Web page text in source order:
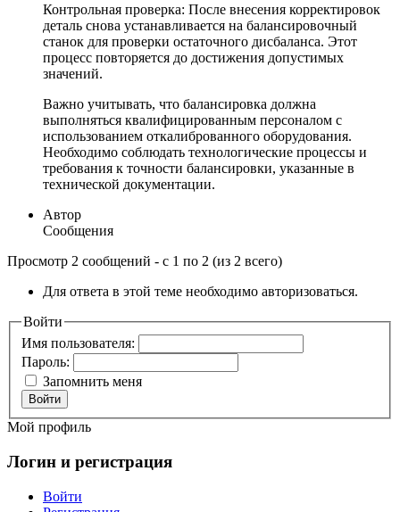
Контрольная проверка: После внесения корректировок
деталь снова устанавливается на балансировочный
станок для проверки остаточного дисбаланса. Этот
процесс повторяется до достижения допустимых
значений.
Важно учитывать, что балансировка должна
выполняться квалифицированным персоналом с
использованием откалиброванного оборудования.
Необходимо соблюдать технологические процессы и
требования к точности балансировки, указанные в
технической документации.
Автор
Сообщения
Просмотр 2 сообщений - с 1 по 2 (из 2 всего)
Для ответа в этой теме необходимо авторизоваться.
Войти
Имя пользователя:
Пароль:
Запомнить меня
Войти
Мой профиль
Логин и регистрация
Войти